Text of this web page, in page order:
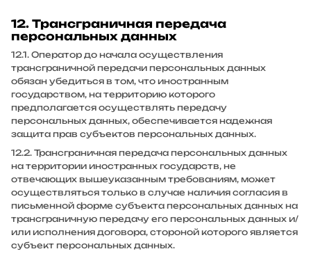
12. Трансграничная передача
персональных данных
12.1. Оператор до начала осуществления
трансграничной передачи персональных данных
обязан убедиться в том, что иностранным
государством, на территорию которого
предполагается осуществлять передачу
персональных данных, обеспечивается надежная
защита прав субъектов персональных данных.
12.2. Трансграничная передача персональных данных
на территории иностранных государств, не
отвечающих вышеуказанным требованиям, может
осуществляться только в случае наличия согласия в
письменной форме субъекта персональных данных на
трансграничную передачу его персональных данных и/
или исполнения договора, стороной которого является
субъект персональных данных.